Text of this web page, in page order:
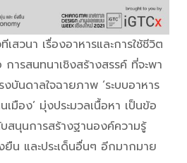
เสวนา เรื่องอาหารและการใช้ชีวิต
การสนทนาเชิงสร้างสรรค์ ที่จะพา
งบันดาลใจฉายภาพ ‘ระบบอาหาร
เมือง’ มุ่งประมวลเนื้อหา เป็นข้อ
สนุนการสร้างฐานองค์ความรู้
ยืน และประเด็นอื่นๆ อีกมากมาย